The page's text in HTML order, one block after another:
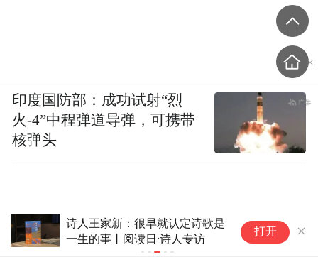
诗人王家新：很早就认定诗歌是
一生的事丨阅读日·诗人专访
打开
印度国防部：成功试射“烈
火-4”中程弹道导弹，可携带
核弹头